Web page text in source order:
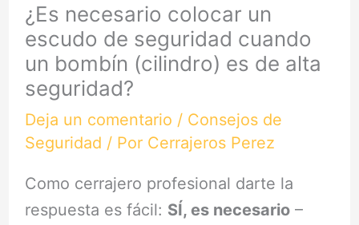
¿Es necesario colocar un
escudo de seguridad cuando
un bombín (cilindro) es de alta
seguridad?
Deja un comentario / Consejos de
Seguridad / Por Cerrajeros Perez
Como cerrajero profesional darte la
respuesta es fácil: SÍ, es necesario–